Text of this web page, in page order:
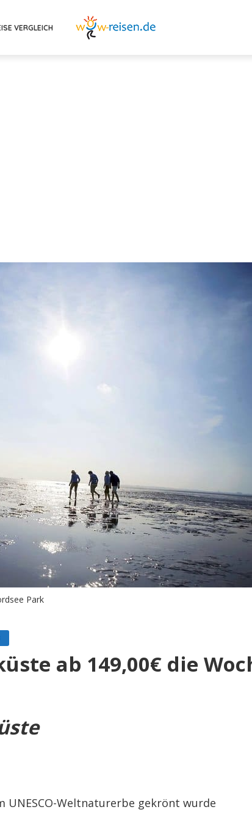
VERGLEICH
Park
ab 149,00€ die
Weltnaturerbe gekrönt wurde